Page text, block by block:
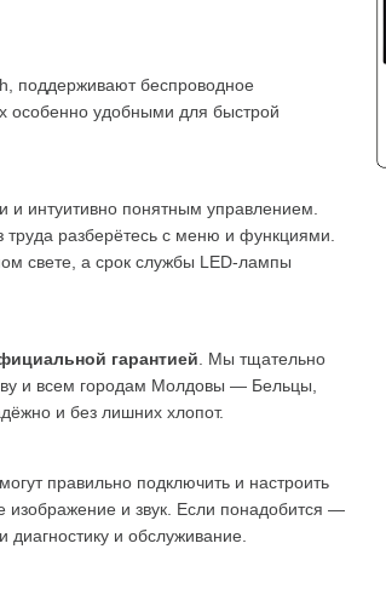
поддерживают беспроводное
особенно удобными для быстрой
и интуитивно понятным управлением.
разберётесь с меню и функциями.
свете, а срок службы LED-лампы
гарантией . Мы тщательно
и всем городам Молдовы — Бельцы,
и без лишних хлопот.
правильно подключить и настроить
изображение и звук. Если понадобится —
и обслуживание.